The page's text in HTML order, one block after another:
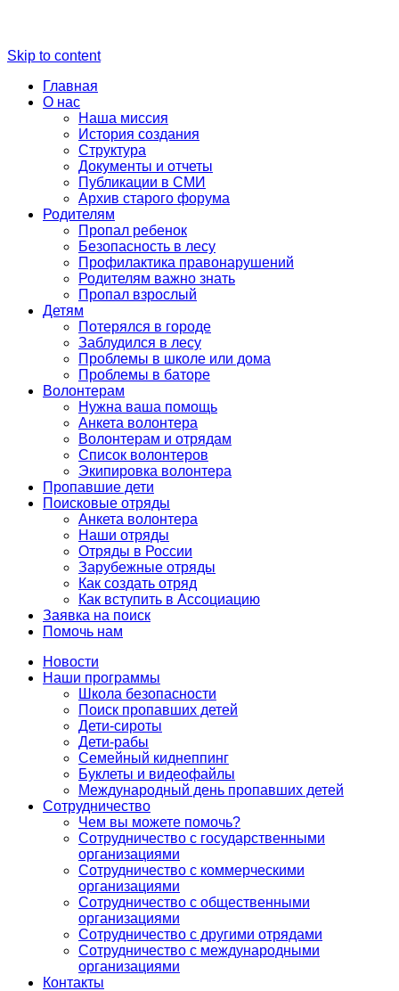
Skip to content
Главная
О нас
Наша миссия
История создания
Структура
Документы и отчеты
Публикации в СМИ
Архив старого форума
Родителям
Пропал ребенок
Безопасность в лесу
Профилактика правонарушений
Родителям важно знать
Пропал взрослый
Детям
Потерялся в городе
Заблудился в лесу
Проблемы в школе или дома
Проблемы в баторе
Волонтерам
Нужна ваша помощь
Анкета волонтера
Волонтерам и отрядам
Список волонтеров
Экипировка волонтера
Пропавшие дети
Поисковые отряды
Анкета волонтера
Наши отряды
Отряды в России
Зарубежные отряды
Как создать отряд
Как вступить в Ассоциацию
Заявка на поиск
Помочь нам
Новости
Наши программы
Школа безопасности
Поиск пропавших детей
Дети-сироты
Дети-рабы
Семейный киднеппинг
Буклеты и видеофайлы
Международный день пропавших детей
Сотрудничество
Чем вы можете помочь?
Сотрудничество с государственными
организациями
Сотрудничество с коммерческими
организациями
Сотрудничество с общественными
организациями
Сотрудничество с другими отрядами
Сотрудничество с международными
организациями
Контакты